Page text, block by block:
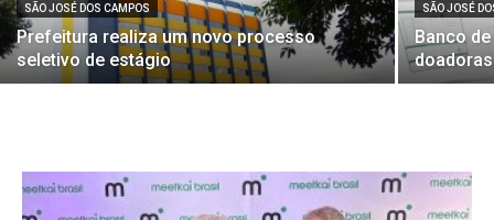
SÃO JOSÉ DOS CAMPOS
Prefeitura realiza um novo processo
seletivo de estágio
SÃO JOSÉ
Banco
doadoras